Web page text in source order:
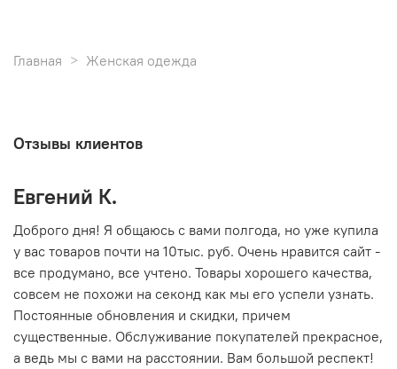
Главная Женская одежда
Отзывы клиентов
Евгений К.
Доброго дня! Я общаюсь с вами полгода, но уже купила
у вас товаров почти на 10тыс. руб. Очень нравится сайт -
все продумано, все учтено. Товары хорошего качества,
совсем не похожи на секонд как мы его успели узнать.
Постоянные обновления и скидки, причем
существенные. Обслуживание покупателей прекрасное,
а ведь мы с вами на расстоянии. Вам большой респект!